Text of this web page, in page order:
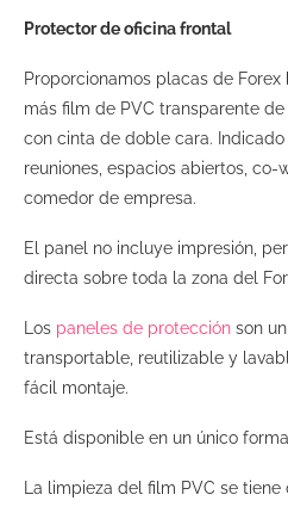
Protector de oficina frontal
Proporcionamos placas de
más film de PVC transparente
con cinta de doble cara.
reuniones, espacios abiertos, co-
comedor de empresa.
El panel no incluye impresión,
directa sobre toda la zona del
Los paneles de protección son
transportable, reutilizable y
fácil montaje.
Está disponible en un único
La limpieza del film PVC se